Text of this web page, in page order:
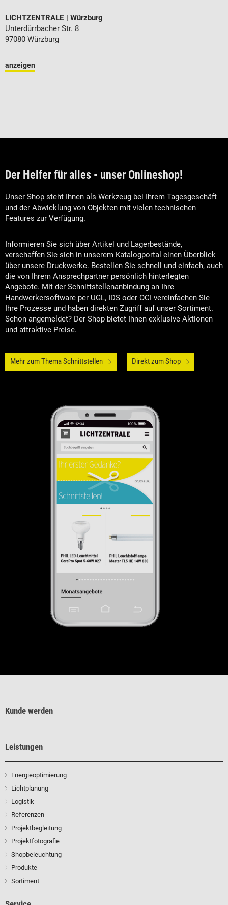
LICHTZENTRALE
Würzburg
Unterdürrbacher Str. 8
97080 Würzburg
anzeigen
Der Helfer für alles - unser Onlineshop!
Unser Shop steht Ihnen als Werkzeug bei Ihrem Tagesgeschäft
und der Abwicklung von Objekten mit vielen technischen
Features zur Verfügung.
Informieren Sie sich über Artikel und Lagerbestände,
verschaffen Sie sich in unserem Katalogportal einen Überblick
über unsere Druckwerke. Bestellen Sie schnell und einfach, auch
die von Ihrem Ansprechpartner persönlich hinterlegten
Angebote. Mit der Schnittstellenanbindung an Ihre
Handwerkersoftware per UGL, IDS oder OCI vereinfachen Sie
Ihre Prozesse und haben direkten Zugriff auf unser Sortiment.
Schon angemeldet? Der Shop bietet Ihnen exklusive Aktionen
und attraktive Preise.
Mehr zum Thema Schnittstellen Direkt zum Shop
Kunde werden
Leistungen
Energieoptimierung
Lichtplanung
Logistik
Referenzen
Projektbegleitung
Projektfotografie
Shopbeleuchtung
Produkte
Sortiment